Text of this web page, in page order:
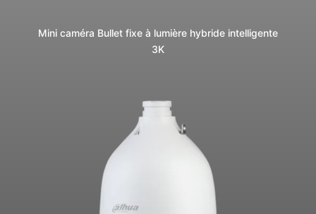
Mini caméra Bullet fixe à lumière hybride intelligente
3K